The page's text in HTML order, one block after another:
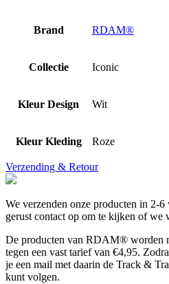
Brand RDAM®
Collectie Iconic
Kleur Design Wit
Kleur Kleding Roze
Verzending & Retour
We verzenden onze producten in 2-
gerust contact op om te kijken of we
De producten van RDAM® worden
tegen een vast tarief van €4,95.
je een mail met daarin de Track &
kunt volgen.